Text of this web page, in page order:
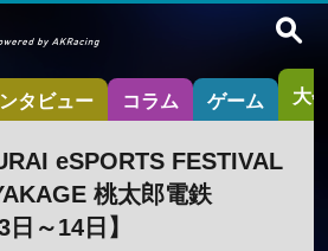
タビュー コラム ゲーム 大
eSPORTS FESTIVAL
桃太郎電鉄
日～14日】